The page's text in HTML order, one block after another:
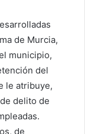
de Murcia,
municipio,
del
le atribuye,
delito de
de